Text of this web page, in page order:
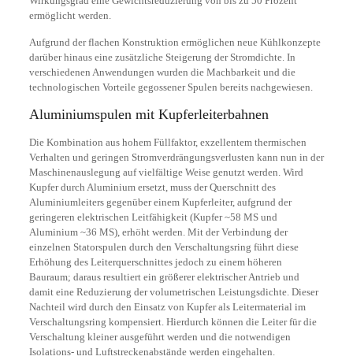
ermöglicht werden.
Aufgrund der flachen Konstruktion ermöglichen neue Kühlkonzepte
darüber hinaus eine zusätzliche Steigerung der Stromdichte. In
verschiedenen Anwendungen wurden die Machbarkeit und die
technologischen Vorteile gegossener Spulen bereits nachgewiesen.
Aluminiumspulen mit Kupferleiterbahnen
Die Kombination aus hohem Füllfaktor, exzellentem thermischen
Verhalten und geringen Stromverdrängungsverlusten kann nun in der
Maschinenauslegung auf vielfältige Weise genutzt werden. Wird
Kupfer durch Aluminium ersetzt, muss der Querschnitt des
Aluminiumleiters gegenüber einem Kupferleiter, aufgrund der
geringeren elektrischen Leitfähigkeit (Kupfer ~58 MS und
Aluminium ~36 MS), erhöht werden. Mit der Verbindung der
einzelnen Statorspulen durch den Verschaltungsring führt diese
Erhöhung des Leiterquerschnittes jedoch zu einem höheren
Bauraum; daraus resultiert ein größerer elektrischer Antrieb und
damit eine Reduzierung der volumetrischen Leistungsdichte. Dieser
Nachteil wird durch den Einsatz von Kupfer als Leitermaterial im
Verschaltungsring kompensiert. Hierdurch können die Leiter für die
Verschaltung kleiner ausgeführt werden und die notwendigen
Isolations- und Luftstreckenabstände werden eingehalten.